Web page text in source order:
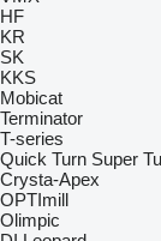
HF
KR
SK
KKS
Mobicat
Terminator
T-series
Quick Turn Super
Crysta-Apex
OPTImill
Olimpic